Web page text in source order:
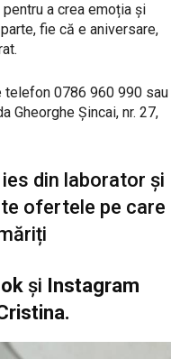
a crea emoția și
fie că e aniversare,
telefon 0786 960 990 sau
Gheorghe Șincai, nr. 27,
din laborator și
ofertele pe care
și Instagram
.